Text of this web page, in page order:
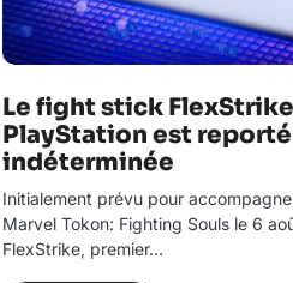
Le fight stick
PlayStation est
indéterminée
Initialement prévu pour
Marvel Tokon: Fighting Souls le 6
FlexStrike, premier…